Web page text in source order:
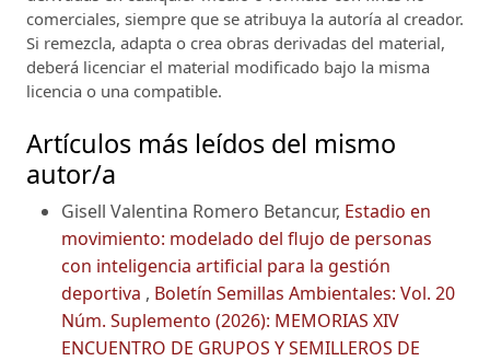
comerciales, siempre que se atribuya la autoría al creador.
Si remezcla, adapta o crea obras derivadas del material,
deberá licenciar el material modificado bajo la misma
licencia o una compatible.
Artículos más leídos del mismo
autor/a
Gisell Valentina Romero Betancur, Estadio en
movimiento: modelado del flujo de personas
con inteligencia artificial para la gestión
deportiva , Boletín Semillas Ambientales: Vol. 20
Núm. Suplemento (2026): MEMORIAS XIV
ENCUENTRO DE GRUPOS Y SEMILLEROS DE